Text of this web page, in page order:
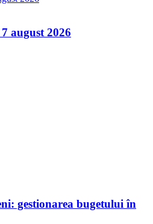
august 2026
gestionarea bugetului în